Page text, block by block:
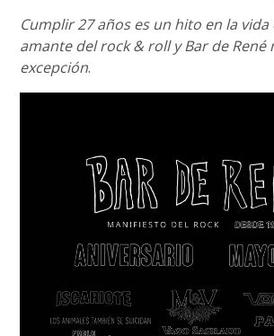
Cumplir 27 años es un hito en la
amante del rock & roll y Bar de René
excepción.